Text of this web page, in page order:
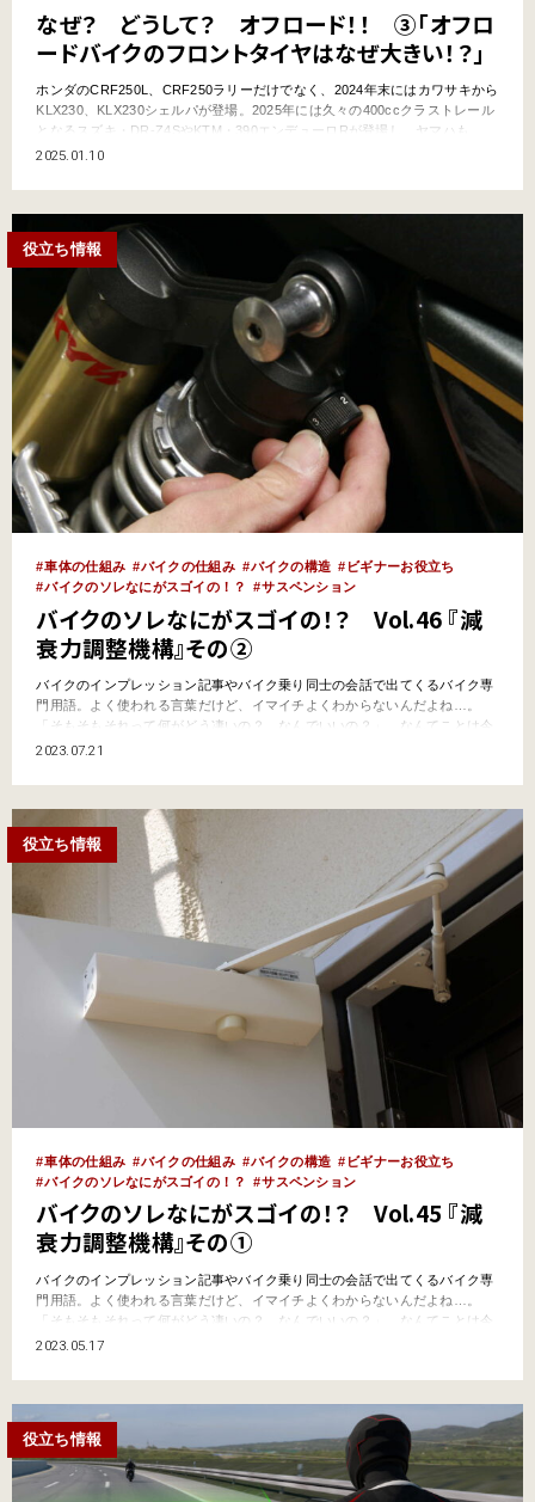
なぜ？ どうして？ オフロード！！ ③「オフロ
ードバイクのフロントタイヤはなぜ大きい！？」
ホンダのCRF250L、CRF250ラリーだけでなく、2024年末にはカワサキから
KLX230、KLX230シェルパが登場。2025年には久々の400ccクラストレール
となるスズキ・DR-Z4SやKTM・390エンデューロRが登場し、ヤマハも
2026年1月から久々のトレールモデルとなるWR125Rを発売！！こんな感じ
だ。ただこのオフ…
2025.01.10
役立ち情報
車体の仕組み バイクの仕組み バイクの構造
ビギナーお役立ち
バイクのソレなにがスゴイの！？
サスペンション
バイクのソレなにがスゴイの！？ Vol.46 『減
衰力調整機構』その②
バイクのインプレッション記事やバイク乗り同士の会話で出てくるバイク専
門用語。よく使われる言葉だけど、イマイチよくわからないんだよね…。
「そもそもそれって何がどう凄いの？ なんでいいの？」…なんてことは今
更聞けないし。そんなキーワードをわかりやすく解説していくこのコーナ
目。実際の効用や調整の初歩的なコツをご紹介！ 『減衰力調整機構…
2023.07.21
役立ち情報
車体の仕組み バイクの仕組み バイクの構造
ビギナーお役立ち
バイクのソレなにがスゴイの！？
サスペンション
バイクのソレなにがスゴイの！？ Vol.45 『減
衰力調整機構』その①
バイクのインプレッション記事やバイク乗り同士の会話で出てくるバイク専
門用語。よく使われる言葉だけど、イマイチよくわからないんだよね…。
「そもそもそれって何がどう凄いの？ なんでいいの？」…なんてことは今
更聞けないし。そんなキーワードをわかりやすく解説していくこのコーナ
対になる『減衰力調整機構』をピックアップ。 そもそも『減衰力調…
2023.05.17
役立ち情報